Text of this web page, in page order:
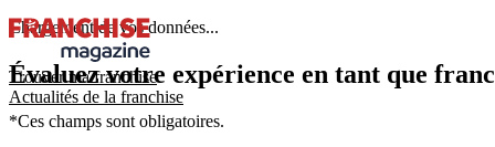
Trouver ma franchise
Actualités de la franchise
Chargement de vos données...
Évaluez votre expérience en tant que
*Ces champs sont obligatoires.